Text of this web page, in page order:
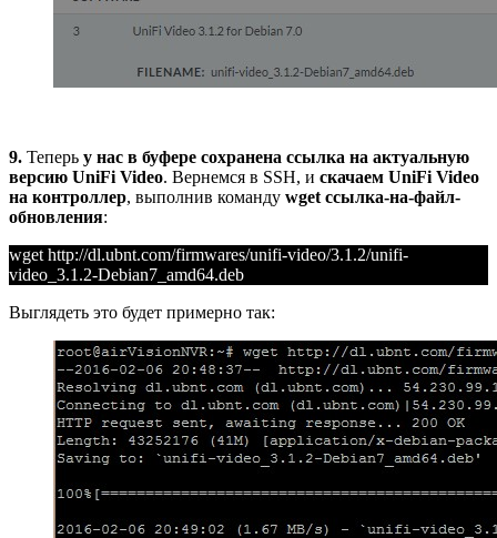
9. Теперь у нас в буфере сохранена ссылка на актуальную
версию UniFi Video. Вернемся в SSH, и скачаем UniFi Video
на контроллер, выполнив команду wget ссылка-на-файл-
обновления:
wget http://dl.ubnt.com/firmwares/unifi-video/3.1.2/unifi-
video_3.1.2-Debian7_amd64.deb
Выглядеть это будет примерно так: